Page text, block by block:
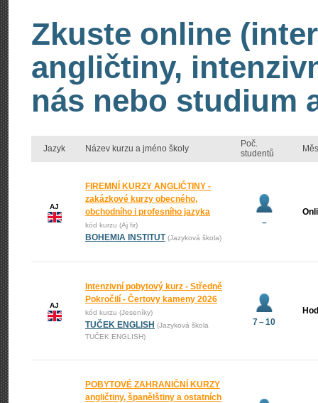
Zkuste online
angličtiny,
nás nebo studium
Jazyk Název kurzu a jméno školy
Poč.
studentů
AJ
FIREMNÍ KURZY ANGLIČTINY -
zakázkové kurzy obecného,
obchodního i profesního jazyka
kód kurzu (Aj fir)
BOHEMIA INSTITUT (Jazyková škola)
–
AJ
Intenzivní pobytový kurz - Středně
Pokročilí - Čertovy kameny 2026
kód kurzu (Jeseníky)
TUČEK ENGLISH (Jazyková škola
TUČEK ENGLISH)
7 – 10
POBYTOVÉ ZAHRANIČNÍ KURZY
angličtiny, španělštiny a ostatních